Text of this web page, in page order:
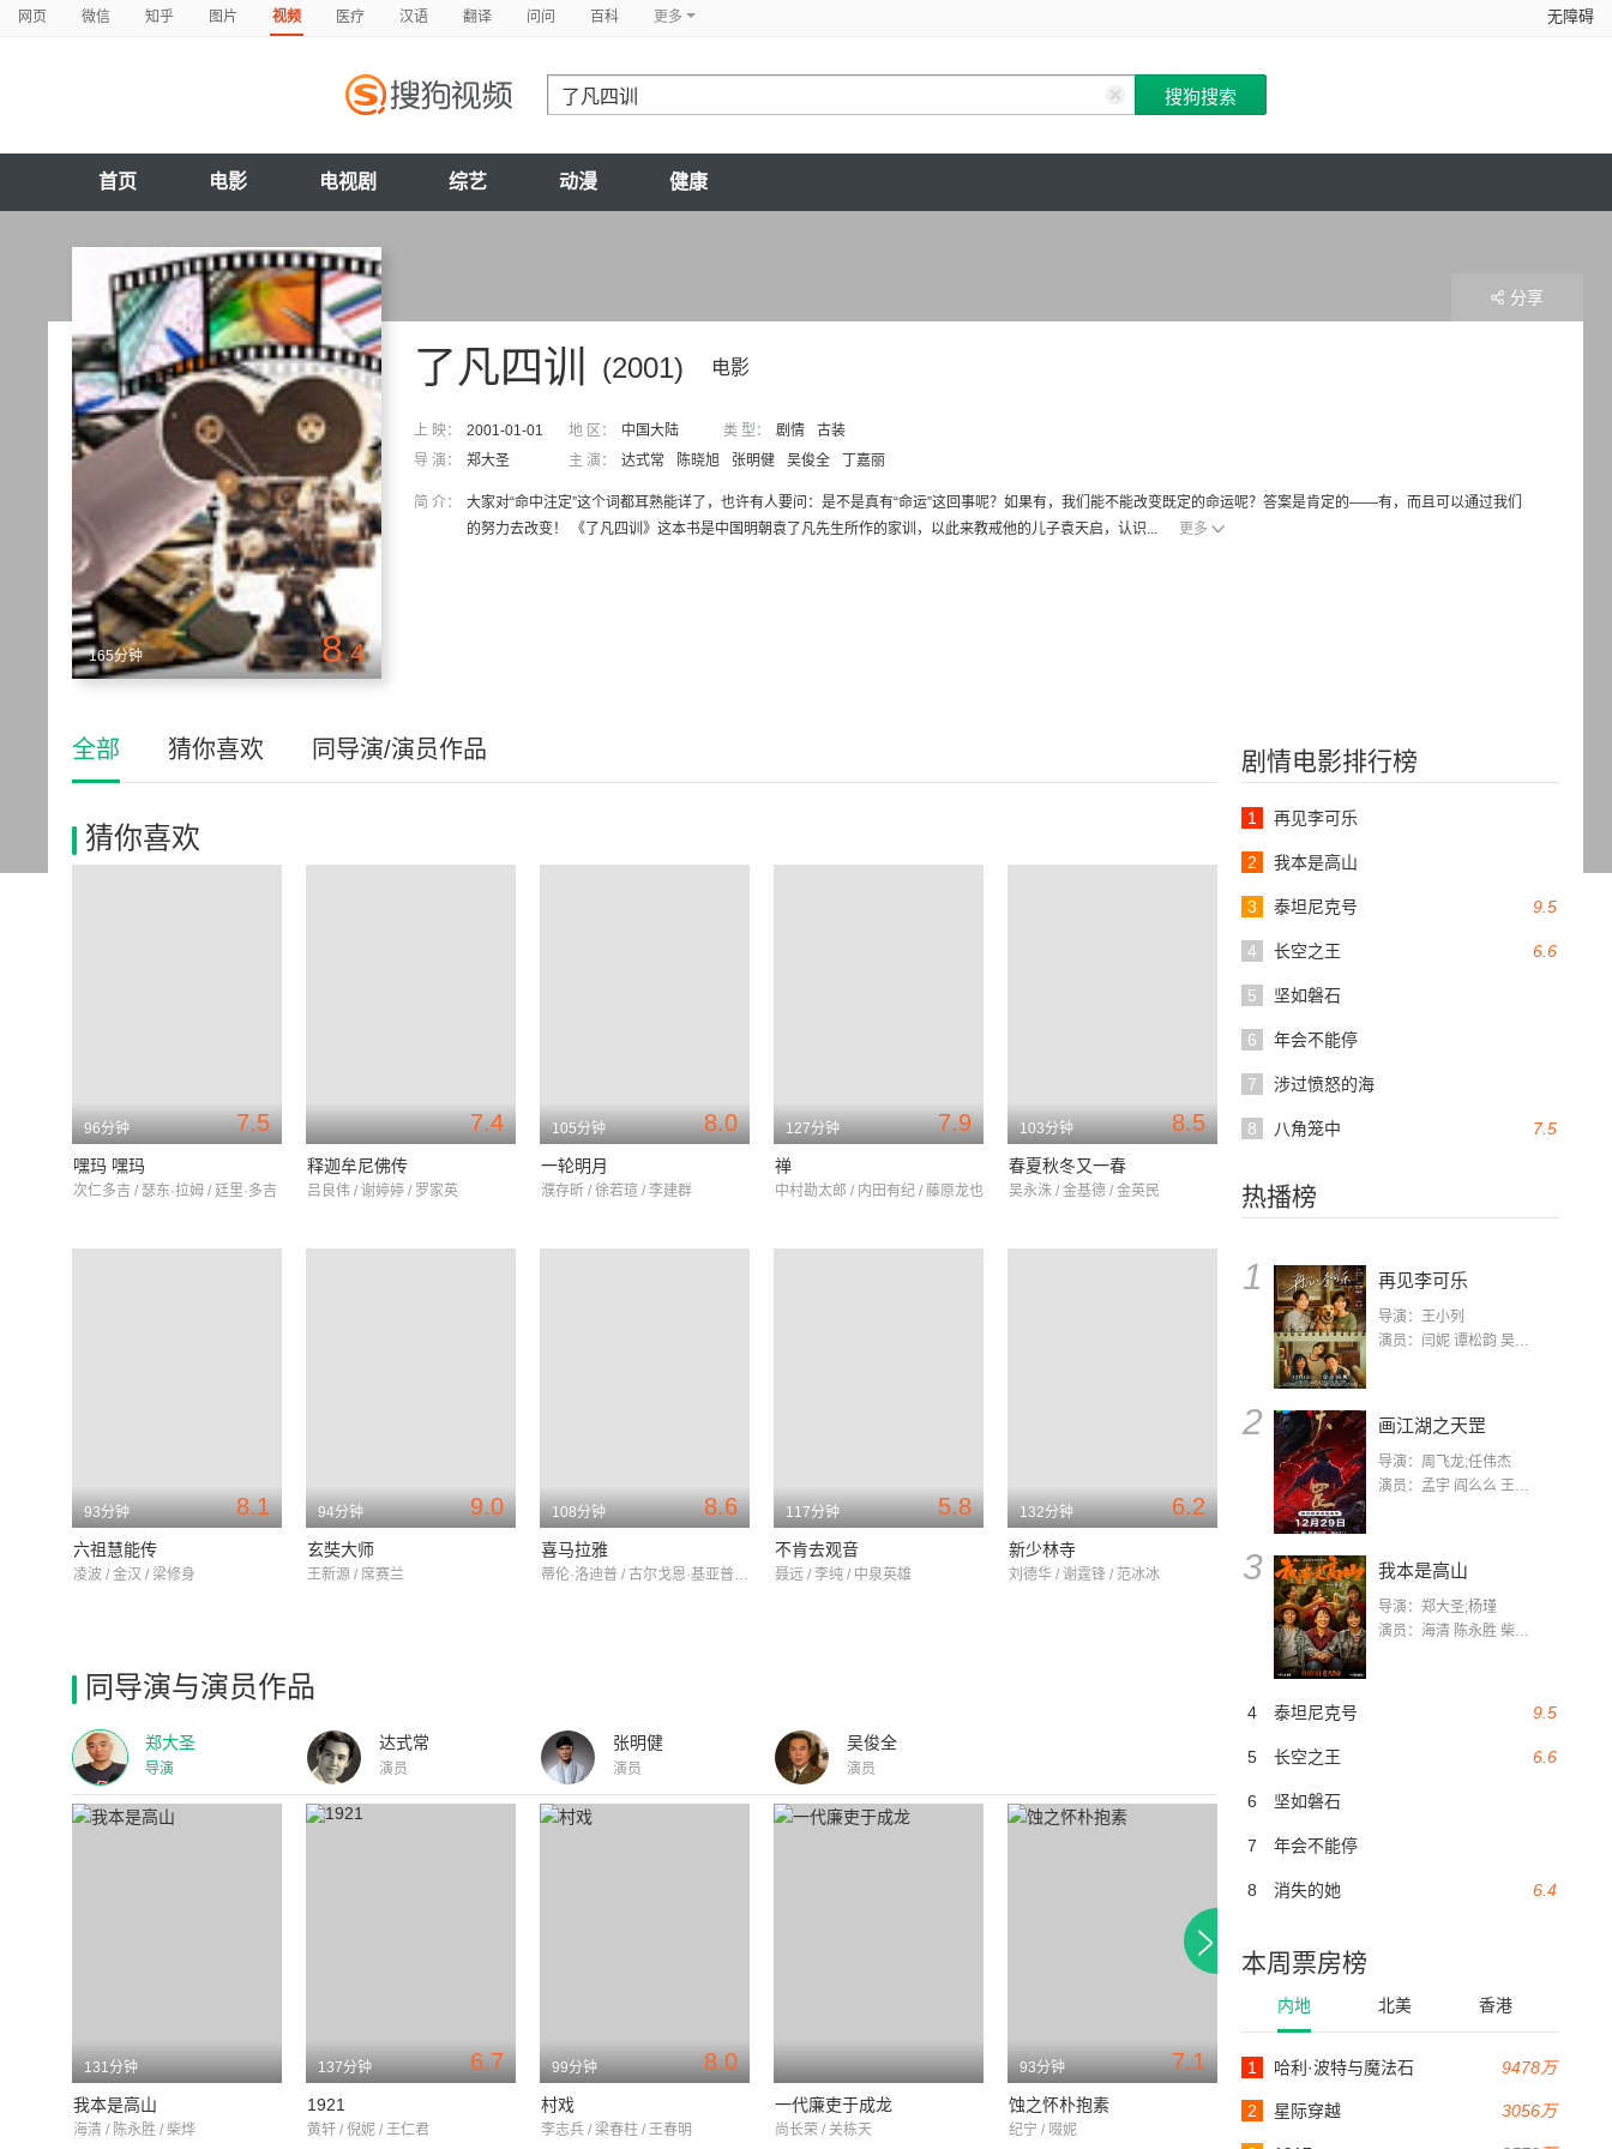
网页 微信 知乎 图片 视频 医疗 汉语 翻译 问问 百科 更多 无障碍
首页 电影 电视剧 综艺 动漫 健康
165分钟 8.4
(2001) 电影
了凡四训
上 映： 2001-01-01 地 区： 中国大陆 类 型： 剧情
古装
导 演：
郑大圣 主 演： 达式常 陈晓旭 张明健 吴俊全 丁嘉丽
简 介：
大家对“命中注定”这个词都耳熟能详了，也许有人要问：是不是真有“命运”这回事呢？如果有，我们能不能改变既定的命运呢？答案是肯定的——有，而且可以通过我们
的努力去改变！ 《了凡四训》这本书是中国明朝袁了凡先生所作的家训，以此来教戒他的儿子袁天启，认识...
更多
分享
剧情电影排行榜
1 再见李可乐
2 我本是高山
9.5
3 泰坦尼克号
6.6
4 长空之王
5 坚如磐石
6 年会不能停
7 涉过愤怒的海
7.5
8 八角笼中
热播榜
1 再见李可乐
导演：王小列
演员：闫妮 谭松韵 吴京 蒋龙 赵小棠 冯雷 李虎城 平安 小七 小可乐
2 画江湖之天罡
导演：周飞龙;任伟杰
演员：孟宇 阎么么 王凯 郭政建 阎萌萌 杨默 高枫 齐斯伽 刘芊含 马程
3 我本是高山
导演：郑大圣;杨瑾
演员：海清 陈永胜 柴烨 王玥婷 万国鹏 美朵达瓦 赵瑞婷 罗解艳 郭莉娜 潘家艳
9.5
4 泰坦尼克号
6.6
5 长空之王
6 坚如磐石
7 年会不能停
6.4
8 消失的她
本周票房榜
内地 北美 香港
9478万
1 哈利·波特与魔法石
3056万
2 星际穿越
全部 猜你喜欢 同导演/演员作品
猜你喜欢
7.5
96分钟
嘿玛 嘿玛
次仁多吉 / 瑟东·拉姆 / 廷里·多吉
7.4
释迦牟尼佛传
吕良伟 / 谢婷婷 / 罗家英
8.0
105分钟
一轮明月
濮存昕 / 徐若瑄 / 李建群
7.9
127分钟
禅
中村勘太郎 / 内田有纪 / 藤原龙也
8.5
103分钟
春夏秋冬又一春
吴永洙 / 金基德 / 金英民
8.1
93分钟
六祖慧能传
凌波 / 金汉 / 梁修身
9.0
94分钟
玄奘大师
王新源 / 席赛兰
8.6
108分钟
喜马拉雅
蒂伦·洛迪普 / 古尔戈恩·基亚普 / 勒哈帕·察姆雀
5.8
117分钟
不肯去观音
聂远 / 李纯 / 中泉英雄
6.2
132分钟
新少林寺
刘德华 / 谢霆锋 / 范冰冰
同导演与演员作品
郑大圣
导演
达式常
演员
张明健
演员
吴俊全
演员
131分钟
我本是高山
海清 / 陈永胜 / 柴烨
6.7
137分钟
1921
黄轩 / 倪妮 / 王仁君
8.0
99分钟
村戏
李志兵 / 梁春柱 / 王春明
一代廉吏于成龙
尚长荣 / 关栋天
7.1
93分钟
蚀之怀朴抱素
纪宁 / 啜妮
6.6
103分钟
蚀之霜天晓角
100分钟
危城之恋